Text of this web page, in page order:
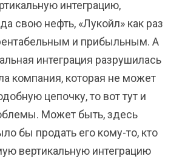
интеграцию,
свою нефть, «Лукойл» как раз
и прибыльным. А
интеграция разрушилась
компания, которая не может
цепочку, то вот тут и
Может быть, здесь
бы продать его кому-то, кто
вертикальную интеграцию